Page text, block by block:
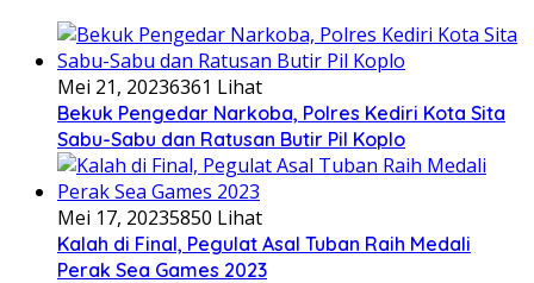
Mei 21, 20236361 Lihat
Bekuk Pengedar Narkoba, Polres Kediri Kota Sita
Sabu-Sabu dan Ratusan Butir Pil Koplo
Mei 17, 20235850 Lihat
Kalah di Final, Pegulat Asal Tuban Raih Medali
Perak Sea Games 2023